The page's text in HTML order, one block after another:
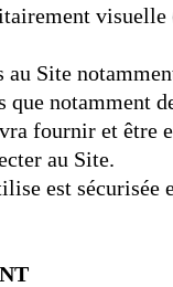
au Site
notamment
fournir et être
au Site.
est sécurisée